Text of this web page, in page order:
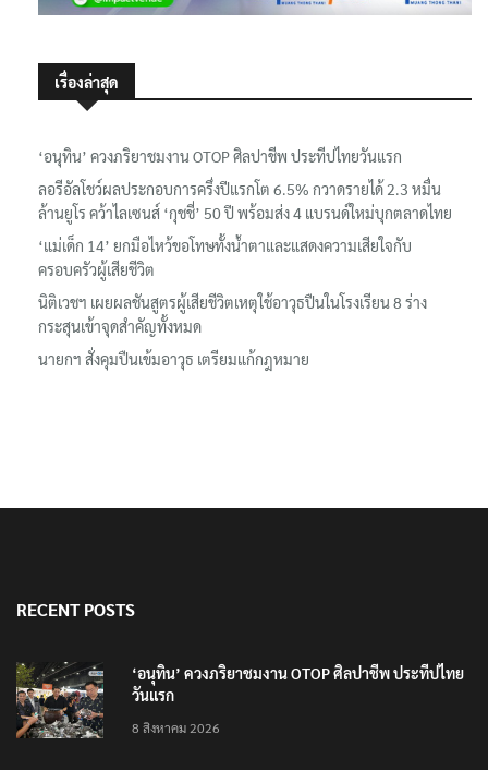
เรื่องล่าสุด
‘อนุทิน’ ควงภริยาชมงาน OTOP ศิลปาชีพ ประทีปไทยวันแรก
ลอรีอัลโชว์ผลประกอบการครึ่งปีแรกโต 6.5% กวาดรายได้ 2.3 หมื่น
ล้านยูโร คว้าไลเซนส์ ‘กุชชี่’ 50 ปี พร้อมส่ง 4 แบรนด์ใหม่บุกตลาดไทย
‘แม่เด็ก 14’ ยกมือไหว้ขอโทษทั้งน้ำตาและแสดงความเสียใจกับ
ครอบครัวผู้เสียชีวิต
นิติเวชฯ เผยผลชันสูตรผู้เสียชีวิตเหตุใช้อาวุธปืนในโรงเรียน 8 ร่าง
กระสุนเข้าจุดสำคัญทั้งหมด
นายกฯ สั่งคุมปืนเข้มอาวุธ เตรียมแก้กฎหมาย
RECENT POSTS
‘อนุทิน’ ควงภริยาชมงาน OTOP ศิลปาชีพ ประทีปไทย
วันแรก
8 สิงหาคม 2026